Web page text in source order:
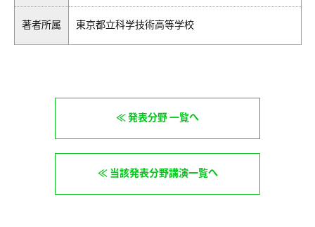
著者所属 東京都立科学技術高等学校
発表分野 一覧へ
当該発表分野講演一覧へ